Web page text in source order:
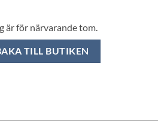
är för närvarande tom.
TILL BUTIKEN